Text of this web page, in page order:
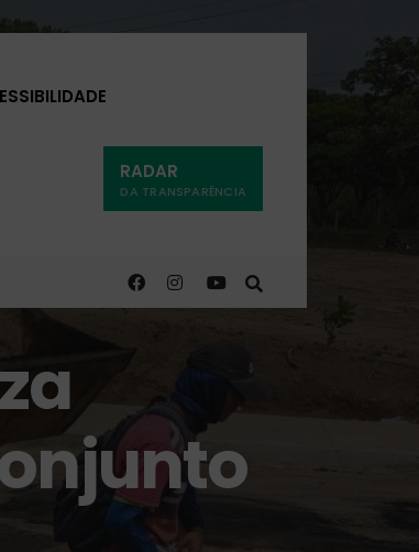
RADAR
DA TRANSPARÊNCIA